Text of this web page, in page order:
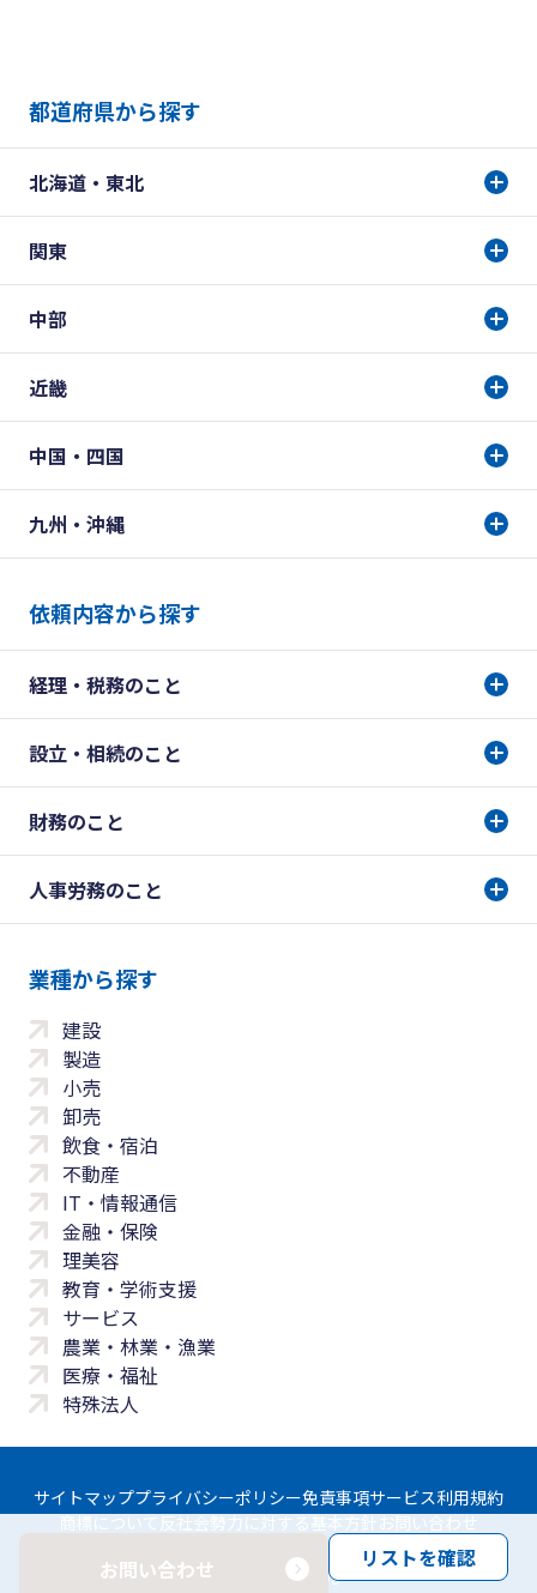
お問い合わせ リストを確認
都道府県から探す
北海道・東北
関東
中部
近畿
中国・四国
九州・沖縄
依頼内容から探す
経理・税務のこと
設立・相続のこと
財務のこと
人事労務のこと
業種から探す
建設
製造
小売
卸売
飲食・宿泊
不動産
IT・情報通信
金融・保険
理美容
教育・学術支援
サービス
農業・林業・漁業
医療・福祉
特殊法人
サイトマッププライバシーポリシー免責事項サービス利用規約
商標について 反社会勢力に対する基本方針 お問い合わせ
Copyright © Yayoi Co., Ltd. All rights reserved.